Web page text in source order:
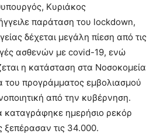
Κυριάκος
παράταση του lockdown,
δέχεται μεγάλη πίεση από τις
ασθενών με covid-19, ενώ
η κατάσταση στα Νοσοκομεία
του προγράμματος εμβολιασμού
από την κυβέρνηση.
καταγράφηκε ημερήσιο ρεκόρ
τις 34.000.